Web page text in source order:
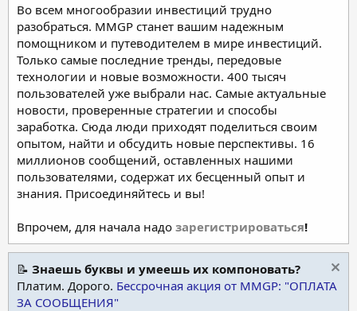
Во всем многообразии инвестиций трудно
разобраться. MMGP станет вашим надежным
помощником и путеводителем в мире инвестиций.
Только самые последние тренды, передовые
технологии и новые возможности. 400 тысяч
пользователей уже выбрали нас. Самые актуальные
новости, проверенные стратегии и способы
заработка. Сюда люди приходят поделиться своим
опытом, найти и обсудить новые перспективы. 16
миллионов сообщений, оставленных нашими
пользователями, содержат их бесценный опыт и
знания. Присоединяйтесь и вы!
Впрочем, для начала надо зарегистрироваться!
📝 Знаешь буквы и умеешь их компоновать?
Платим. Дорого. Бессрочная акция от MMGP: "ОПЛАТА
ЗА СООБЩЕНИЯ"